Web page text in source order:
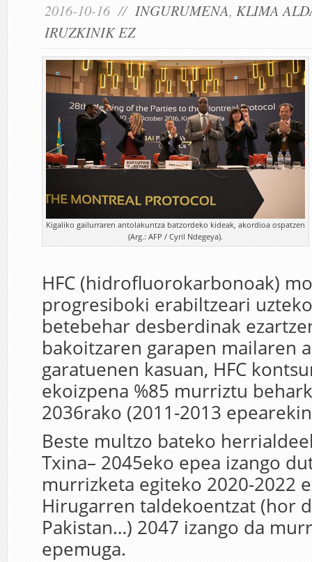
2016-10-16 // INGURUMENA, KLIMA
IRUZKINIK EZ
Kigaliko gailurraren antolakuntza batzordeko kideak, akordioa ospatzen
(Arg.: AFP / Cyril Ndegeya).
HFC (hidrofluorokarbonoak)
progresiboki erabiltzeari
betebehar desberdinak
bakoitzaren garapen mailaren
garatuenen kasuan, HFC
ekoizpena %85 murriztu
2036rako (2011-2013
Beste multzo bateko
Txina– 2045eko epea izango
murrizketa egiteko 2020-2022
Hirugarren taldekoentzat (hor
Pakistan…) 2047 izango da
epemuga.